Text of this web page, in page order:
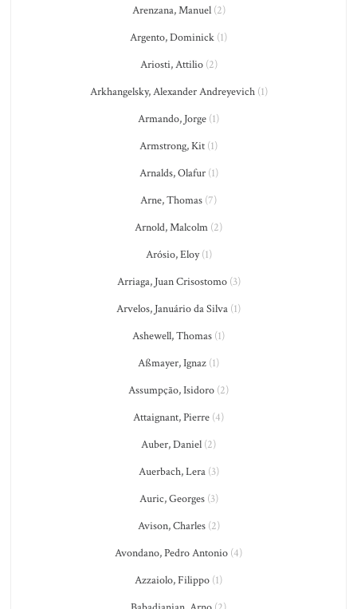
Arenzana, Manuel(2)
Argento, Dominick (1)
Ariosti, Attilio(2)
Arkhangelsky, Alexander Andreyevich(1)
Armando, Jorge (1)
Armstrong, Kit (1)
Arnalds, Olafur(1)
Arne, Thomas (7)
Arnold, Malcolm (2)
Arósio, Eloy(1)
Arriaga, Juan Crisostomo(3)
Arvelos, Januário da Silva (1)
Ashewell, Thomas (1)
Aßmayer, Ignaz (1)
Assumpção, Isidoro (2)
Attaignant, Pierre (4)
Auber, Daniel (2)
Auerbach, Lera(3)
Auric, Georges(3)
Avison, Charles(2)
Avondano, Pedro Antonio (4)
Azzaiolo, Filippo (1)